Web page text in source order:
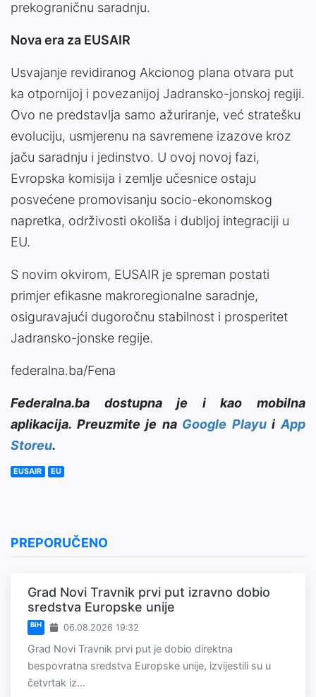
prekograničnu saradnju.
Nova era za EUSAIR
Usvajanje revidiranog Akcionog plana otvara put
ka otpornijoj i povezanijoj Jadransko-jonskoj regiji.
Ovo ne predstavlja samo ažuriranje, već stratešku
evoluciju, usmjerenu na savremene izazove kroz
jaču saradnju i jedinstvo. U ovoj novoj fazi,
Evropska komisija i zemlje učesnice ostaju
posvećene promovisanju socio-ekonomskog
napretka, održivosti okoliša i dubljoj integraciji u
EU.
S novim okvirom, EUSAIR je spreman postati
primjer efikasne makroregionalne saradnje,
osiguravajući dugoročnu stabilnost i prosperitet
Jadransko-jonske regije.
federalna.ba/Fena
Federalna.ba dostupna je i kao mobilna
aplikacija. Preuzmite je na Google PlayuiApp
Storeu.
EUSAIR EU
PREPORUČENO
Grad Novi Travnik prvi put izravno dobio
sredstva Europske unije
BiH 06.08.2026 19:32
Grad Novi Travnik prvi put je dobio direktna
bespovratna sredstva Europske unije, izvijestili su u
četvrtak iz...